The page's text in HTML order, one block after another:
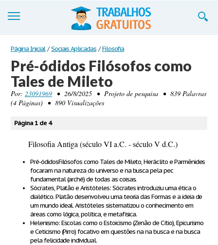
Trabalhos
Cadastre-se
Entre
Blog
Contate-nos
Página Inicial / Sociais Aplicadas / Filosofia
Pré-ódidos Filósofos como
Tales de Mileto
Por: 23091969 • 26/8/2025 • Projeto de pesquisa • 839 Palavras
(4 Páginas) • 890 Visualizações
Página 1 de 4
Filosofia Antiga (século VI a.C. - século V d.C.)
Pré-ódidosFilósofos como Tales de Mileto, Heráclito e Parmênides
focaram na natureza do universo e na busca pela pec
fundamental (arché) de todas as coisas.
Sócrates, Platão e Aristóteles:Sócrates introduziu uma ética o
dialético. Platão desenvolveu uma teoria das Formas e a ideia de
um mundo ideal. Aristóteles sistematizou o conhecimento em
áreas como lógica, política, e metafísica.
Helenismo: Escolas como o Estoicismo (Zenão de Cítio), Epicurismo
e Ceticismo (Pirro) focativo em questões na na busca e na busca
pela felicidade individual.